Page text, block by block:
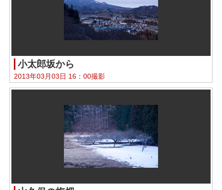
小太郎坂から
2013年03月03日 16：00撮影